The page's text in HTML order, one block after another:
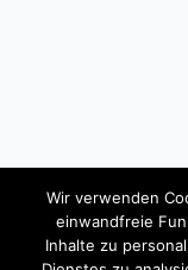
Wir verwenden
einwandfreie
Inhalte zu